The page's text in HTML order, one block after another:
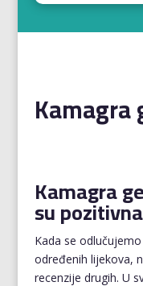
Kamagra
su pozitivna
Kada se
određenih lijekova,
recenzije drugih. U